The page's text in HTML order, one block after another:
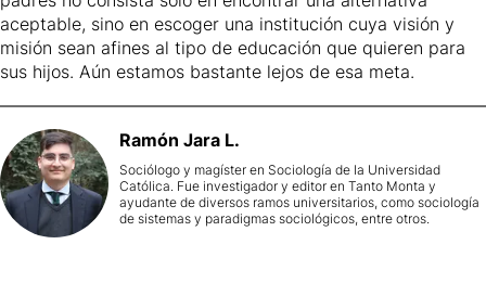
aceptable, sino en escoger una institución cuya visión y
misión sean afines al tipo de educación que quieren para
sus hijos. Aún estamos bastante lejos de esa meta.
Ramón Jara L.
Sociólogo y magíster en Sociología de la Universidad
Católica. Fue investigador y editor en Tanto Monta y
ayudante de diversos ramos universitarios, como sociología
de sistemas y paradigmas sociológicos, entre otros.